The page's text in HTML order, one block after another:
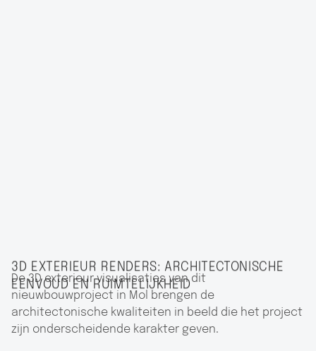
3D EXTERIEUR RENDERS: ARCHITECTONISCHE
EENVOUD EN RUIMTELIJKHEID
De 3D exterieur visualisaties van dit
nieuwbouwproject in Mol brengen de
architectonische kwaliteiten in beeld die het project
zijn onderscheidende karakter geven.